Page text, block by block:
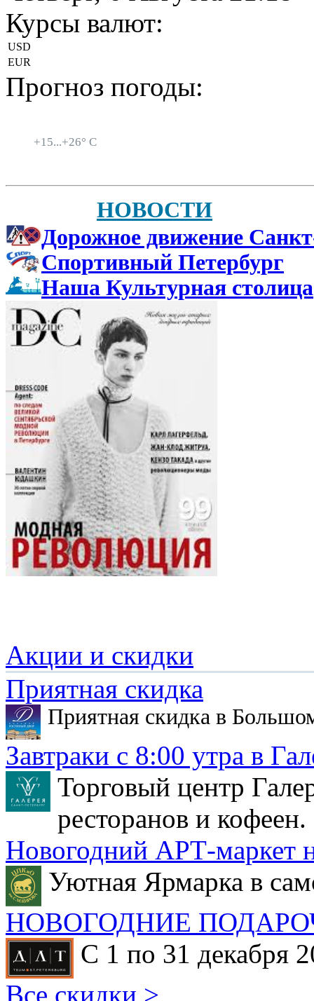
Курсы валют:
USD
EUR
Прогноз погоды:
+15...+26° C
НОВОСТИ
Дорожное движение
Спортивный Петербург
Наша Культурная столица
Акции и скидки
Приятная скидка
Приятная скидка в
Завтраки с 8:00 утра в
Торговый центр
ресторанов и кофеен.
Новогодний АРТ-маркет
Уютная Ярмарка в
НОВОГОДНИЕ
С 1 по 31 декабря
Все скидки >